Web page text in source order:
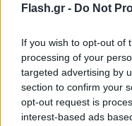
Flash.gr - Do Not
If you wish to opt-out of
processing of your
targeted advertising by
section to confirm your
opt-out request is
interest-based ads
Σύμφωνα με τη
διαπιστώνονται
ορθή, δημοκρατική
και λειτουργία
σύμφωνα με τα όσα